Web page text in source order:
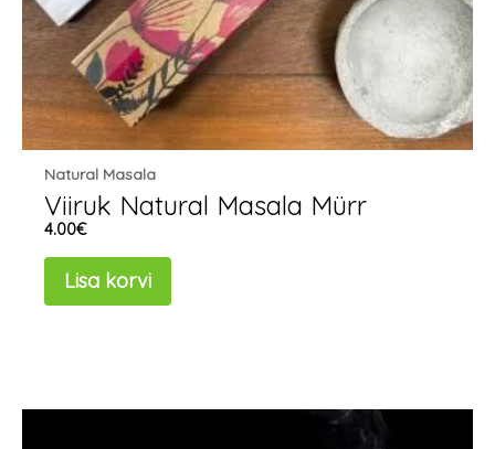
Natural Masala
Viiruk Natural Masala Mürr
4.00€
Lisa korvi